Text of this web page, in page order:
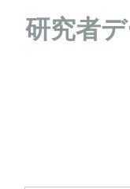
研究者